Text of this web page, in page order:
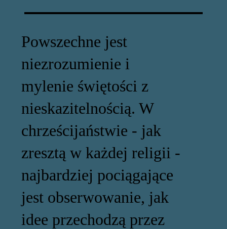
Powszechne jest
niezrozumienie i
mylenie świętości z
nieskazitelnością. W
chrześcijaństwie - jak
zresztą w każdej religii -
najbardziej pociągające
jest obserwowanie, jak
idee przechodzą przez